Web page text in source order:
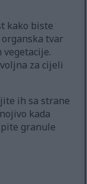
kako biste
tvar
za cijeli
ih sa strane
kada
granule